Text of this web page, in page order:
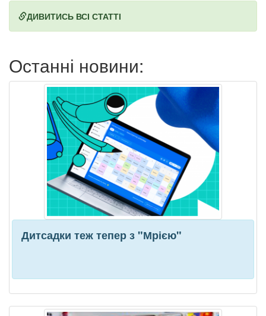
ДИВИТИСЬ ВСІ СТАТТІ
Останні новини:
Дитсадки теж тепер з "Мрією"